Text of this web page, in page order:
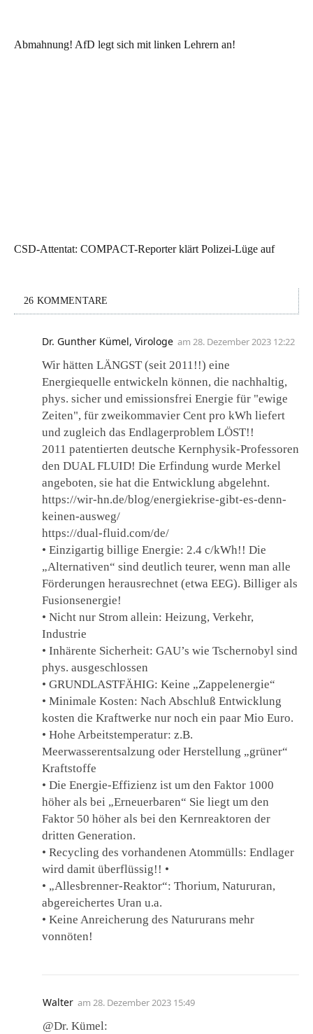
Abmahnung! AfD legt sich mit linken Lehrern an!
CSD-Attentat: COMPACT-Reporter klärt Polizei-Lüge auf
26 KOMMENTARE
Dr. Gunther Kümel, Virologe am 28. Dezember 2023 12:22
Wir hätten LÄNGST (seit 2011!!) eine
Energiequelle entwickeln können, die nachhaltig,
phys. sicher und emissionsfrei Energie für "ewige
Zeiten", für zweikommavier Cent pro kWh liefert
und zugleich das Endlagerproblem LÖST!!
2011 patentierten deutsche Kernphysik-Professoren
den DUAL FLUID! Die Erfindung wurde Merkel
angeboten, sie hat die Entwicklung abgelehnt.
https://wir-hn.de/blog/energiekrise-gibt-es-denn-
keinen-ausweg/
https://dual-fluid.com/de/
• Einzigartig billige Energie: 2.4 c/kWh!! Die
„Alternativen“ sind deutlich teurer, wenn man alle
Förderungen herausrechnet (etwa EEG). Billiger als
Fusionsenergie!
• Nicht nur Strom allein: Heizung, Verkehr,
Industrie
• Inhärente Sicherheit: GAU’s wie Tschernobyl sind
phys. ausgeschlossen
• GRUNDLASTFÄHIG: Keine „Zappelenergie“
• Minimale Kosten: Nach Abschluß Entwicklung
kosten die Kraftwerke nur noch ein paar Mio Euro.
• Hohe Arbeitstemperatur: z.B.
Meerwasserentsalzung oder Herstellung „grüner“
Kraftstoffe
• Die Energie-Effizienz ist um den Faktor 1000
höher als bei „Erneuerbaren“ Sie liegt um den
Faktor 50 höher als bei den Kernreaktoren der
dritten Generation.
• Recycling des vorhandenen Atommülls: Endlager
wird damit überflüssig!! •
• „Allesbrenner-Reaktor“: Thorium, Natururan,
abgereichertes Uran u.a.
• Keine Anreicherung des Natururans mehr
vonnöten!
Walter am 28. Dezember 2023 15:49
@Dr. Kümel: